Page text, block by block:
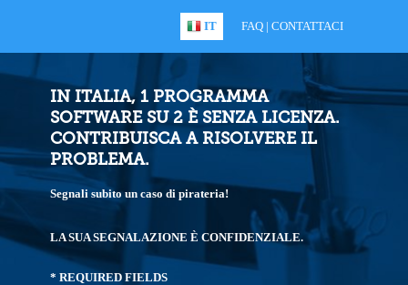
IT FAQ | CONTATTACI
IN ITALIA, 1 PROGRAMMA
SOFTWARE SU 2 È SENZA LICENZA.
CONTRIBUISCA A RISOLVERE IL
PROBLEMA.
Segnali subito un caso di pirateria!
LA SUA SEGNALAZIONE È CONFIDENZIALE.
* REQUIRED FIELDS